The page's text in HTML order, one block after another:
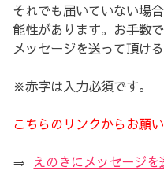
それでも届いていない場
能性があります。お手数
メッセージを送って頂け
※赤字は入力必須です。
こちらのリンクからお願
⇒ えのきにメッセージを